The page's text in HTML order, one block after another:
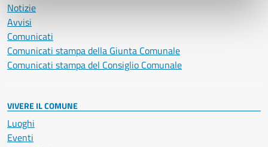
Notizie
Avvisi
Comunicati
Comunicati stampa della Giunta Comunale
Comunicati stampa del Consiglio Comunale
VIVERE IL COMUNE
Luoghi
Eventi